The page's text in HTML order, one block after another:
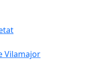
Vilamajor